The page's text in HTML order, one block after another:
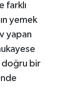
farklı
yemek
yapan
doğru bir